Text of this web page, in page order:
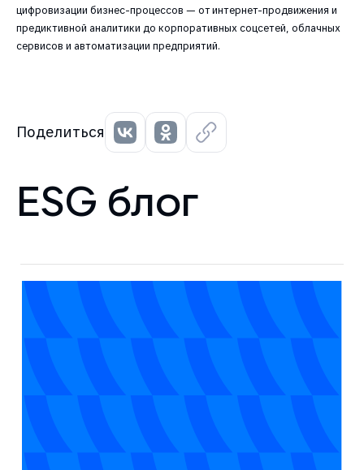
цифровизации бизнес-процессов — от интернет-продвижения и
предиктивной аналитики до корпоративных соцсетей, облачных
сервисов и автоматизации предприятий.
Поделиться
ESG блог